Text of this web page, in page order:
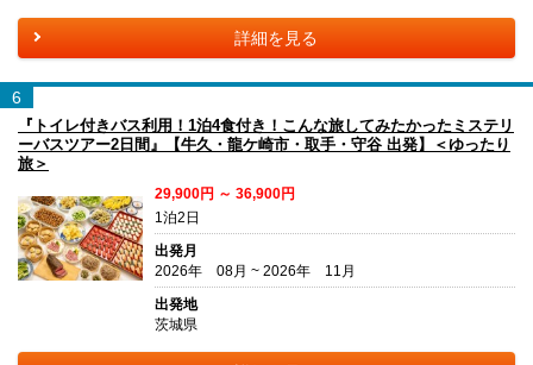
詳細を見る
6
『トイレ付きバス利用！1泊4食付き！こんな旅してみたかったミステリ
ーバスツアー2日間』【牛久・龍ケ崎市・取手・守谷 出発】＜ゆったり
旅＞
29,900円 ～ 36,900円
1泊2日
出発月
2026年 08月 ~ 2026年 11月
出発地
茨城県